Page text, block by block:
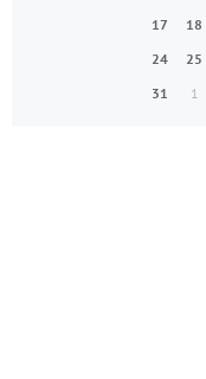
17
18
24
25
31
1